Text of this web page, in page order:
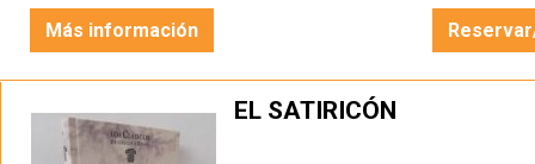
Más información
EL SATIRICÓN